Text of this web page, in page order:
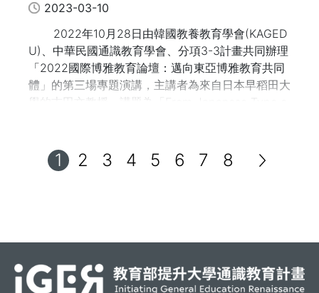
講題：自主學習的許諾與失落
講者：黃書緯/國立臺灣大學創新領域學士學位學程
專案助理教授
15：50-16：10 主題短講座談
(地點：6樓 A604個案教室)
講題：讓勞作教育成為一段有意義的學習旅程
講者：陳明國/朝陽科技大學通識教育中心 助理教
授、學務處服務學習組 主任
從日式坐墊形到楔形課程，從楔形課程到
有機融合的課程：日本通識教育的定位探
索
2023-03-10
2022年10月28日由韓國教養教育學會(KAGED
U)、中華民國通識教育學會、分項3-3計畫共同辦理
「2022國際博雅教育論壇：邁向東亞博雅教育共同
體」的第三場專題演講，主講者為來自日本早稻田大
學的吉田文教授。講題為「From Japanese Type o
mbined Curricula: In Search of the Place of Gene
ral Education in Japan」（從日式坐墊形到楔形課
持續朝向深化與擴大實施通識教育方向進展。
1 2 3 4 5 6 7 8